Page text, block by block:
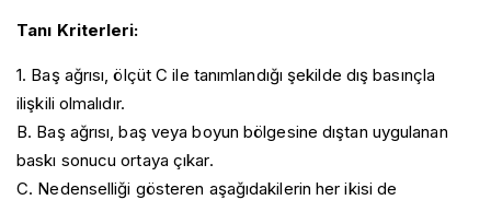
Tanı Kriterleri:
1. Baş ağrısı, ölçüt C ile tanımlandığı şekilde dış basınçla
ilişkili olmalıdır.
B. Baş ağrısı, baş veya boyun bölgesine dıştan uygulanan
baskı sonucu ortaya çıkar.
C. Nedenselliği gösteren aşağıdakilerin her ikisi de